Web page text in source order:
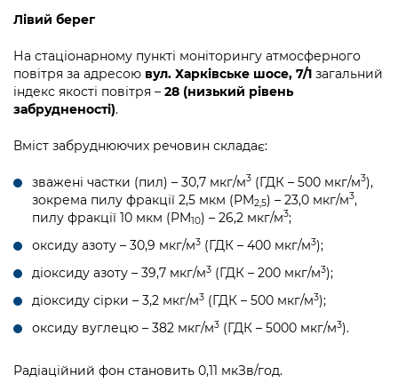
Київська міська військова адміністрація
Важливе під час воєнного стану
Лівий берег
На стаціонарному пункті моніторингу атмосферного
повітря за адресою вул. Харківське шосе, 7/1 загальний
індекс якості повітря – 28 (низький рівень
забрудненості).
Вміст забруднюючих речовин складає:
зважені частки (пил) – 30,7 мкг/м3 (ГДК – 500 мкг/м3),
зокрема пилу фракції 2,5 мкм (PM2,5) – 23,0 мкг/м3,
пилу фракції 10 мкм (PM10) – 26,2 мкг/м3;
оксиду азоту – 30,9 мкг/м3 (ГДК – 400 мкг/м3);
діоксиду азоту – 39,7 мкг/м3 (ГДК – 200 мкг/м3);
діоксиду сірки – 3,2 мкг/м3 (ГДК – 500 мкг/м3);
оксиду вуглецю – 382 мкг/м3 (ГДК – 5000 мкг/м3).
Радіаційний фон становить 0,11 мкЗв/год.